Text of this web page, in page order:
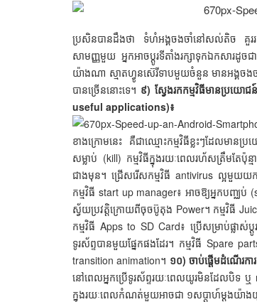
ប្រសិនបានដឹងថា ទំហំអង្គចងចាំនៅសល់តិច គួររ
សាមញ្ញមួយ អ្នកអាចប្ដូរទីតាំងរក្សាទុកឯកសារ
យ៉ាងណា ស្មាតហ្វូនស៊េរីទាបមួយចំនួន មានអង្គច
បានច្រើននោះទេ។ ៩) ស្វែងរកកម្មវិធីមានប្រយ
useful applications)៖
ខាងក្រោមនេះ គឺជាឈ្មោះកម្មវិធីខ្លះៗដែលមា
សម្លាប់ (kill) កម្មវិធីក្នុងរយៈពេលរហ័សត្រឹមតែប៉ុ
ជាងមុន។ ជ្រើសរើសកម្មវិធី antivirus ល្អមួយយ
កម្មវិធី start up manager៖ អាចឱ្យអ្នកបញ្ឈ
ស្វ័យប្រវត្តិក្រោយពីចុចប៊ូតុង Power។ កម្មវិធី
កម្មវិធី Apps to SD Card៖ ប្រើសម្រាប់ផ្លា
ទូរស័ព្ទបានមួយផ្នែកផងដែរ។ កម្មវិធី Spare
transition animation។ ១០) ចាប់ផ្ដើមដំណើរក
នៅពេលអ្នកប្រើទូរស័ព្ទរយៈពេលយូរមិនដែលបិទ
ក្នុងរយៈពេលកំណត់មួយអាចជា ១សប្ដាហ៍ម្ដងយ៉ាង